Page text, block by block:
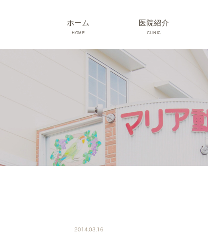
ホーム
HOME
医院紹介
CLINIC
院長･スタッフ紹介
診療時間･アクセス
院内紹介･初診の方へ
医院設備
2014.03.16